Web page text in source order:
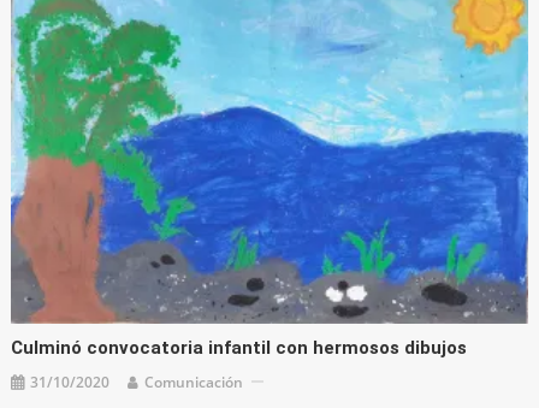
Culminó convocatoria infantil con hermosos dibujos
31/10/2020 Comunicación